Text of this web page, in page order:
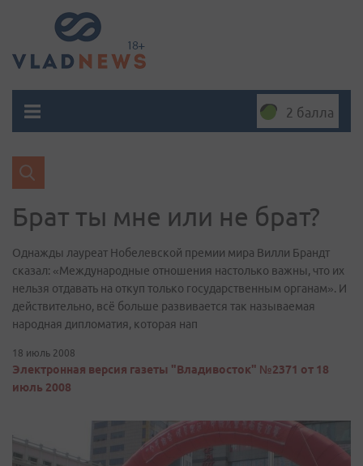
2 балла
Брат ты мне или не брат?
Однажды лауреат Нобелевской премии мира Вилли Брандт
сказал: «Международные отношения настолько важны, что их
нельзя отдавать на откуп только государственным органам». И
действительно, всё больше развивается так называемая
народная дипломатия, которая нап
18 июль 2008
Электронная версия газеты "Владивосток" №2371 от 18
июль 2008